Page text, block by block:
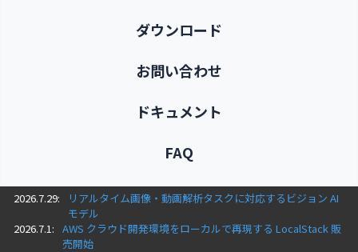
ダウンロード
お問い合わせ
ドキュメント
FAQ
2026.7.29:
リアルタイム画像・動画解析タスクに対応するビジョン AI
モデル
2026.7.1: AWS クラウド開発環境をローカルで再現する LocalStack 販
売開始